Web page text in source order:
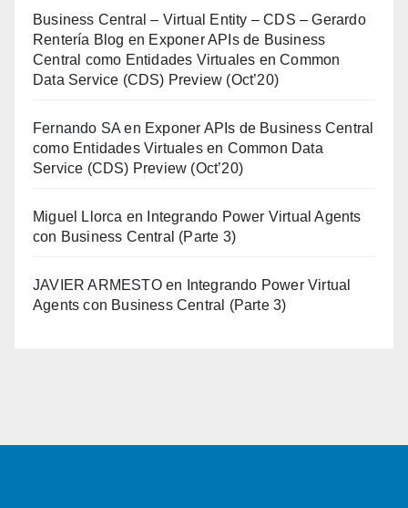
Business Central – Virtual Entity – CDS – Gerardo
Rentería Blog en Exponer APIs de Business
Central como Entidades Virtuales en Common
Data Service (CDS) Preview (Oct’20)
Fernando SA en Exponer APIs de Business Central
como Entidades Virtuales en Common Data
Service (CDS) Preview (Oct’20)
Miguel Llorca en
Integrando Power Virtual Agents
con Business Central (Parte 3)
JAVIER ARMESTOen
Integrando Power Virtual
Agents con Business Central (Parte 3)